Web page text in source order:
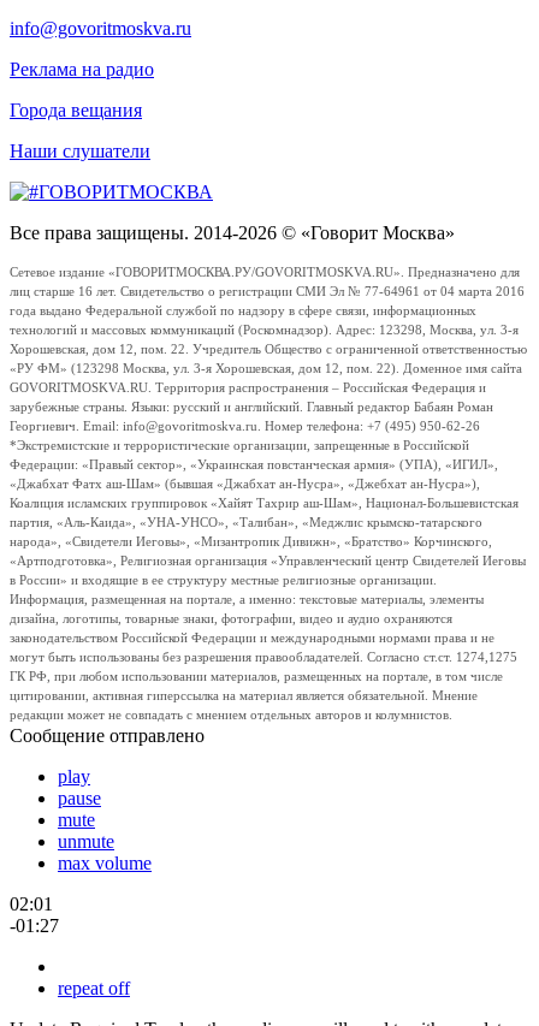
info@govoritmoskva.ru
Реклама на радио
Города вещания
Наши слушатели
Все права защищены. 2014-2026 © «Говорит Москва»
Сетевое издание «ГОВОРИТМОСКВА.РУ/GOVORITMOSKVA.RU». Предназначено для
лиц старше 16 лет. Свидетельство о регистрации СМИ Эл № 77-64961 от 04 марта 2016
года выдано Федеральной службой по надзору в сфере связи, информационных
технологий и массовых коммуникаций (Роскомнадзор). Адрес: 123298, Москва, ул. 3-я
Хорошевская, дом 12, пом. 22. Учредитель Общество с ограниченной ответственностью
«РУ ФМ» (123298 Москва, ул. 3-я Хорошевская, дом 12, пом. 22). Доменное имя сайта
GOVORITMOSKVA.RU. Территория распространения – Российская Федерация и
зарубежные страны. Языки: русский и английский. Главный редактор Бабаян Роман
Георгиевич. Email: info@govoritmoskva.ru. Номер телефона: +7 (495) 950-62-26
*Экстремистские и террористические организации, запрещенные в Российской
Федерации: «Правый сектор», «Украинская повстанческая армия» (УПА), «ИГИЛ»,
«Джабхат Фатх аш-Шам» (бывшая «Джабхат ан-Нусра», «Джебхат ан-Нусра»),
Коалиция исламских группировок «Хайят Тахрир аш-Шам», Национал-Большевистская
партия, «Аль-Каида», «УНА-УНСО», «Талибан», «Меджлис крымско-татарского
народа», «Свидетели Иеговы», «Мизантропик Дивижн», «Братство» Корчинского,
«Артподготовка», Религиозная организация «Управленческий центр Свидетелей Иеговы
в России» и входящие в ее структуру местные религиозные организации.
Информация, размещенная на портале, а именно: текстовые материалы, элементы
дизайна, логотипы, товарные знаки, фотографии, видео и аудио охраняются
законодательством Российской Федерации и международными нормами права и не
могут быть использованы без разрешения правообладателей. Согласно ст.ст. 1274,1275
ГК РФ, при любом использовании материалов, размещенных на портале, в том числе
цитировании, активная гиперссылка на материал является обязательной. Мнение
редакции может не совпадать с мнением отдельных авторов и колумнистов.
Сообщение отправлено
play
pause
mute
unmute
max volume
02:01
-01:27
repeat off